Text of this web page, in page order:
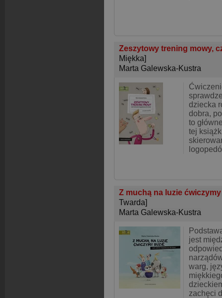
Zeszytowy trening mowy,
Miękka]
Marta Galewska-Kustra
dziecka
dobra,
to
tej
Z muchą na luzie
Twarda]
Marta Galewska-Kustra
jest
warg,
zachęci